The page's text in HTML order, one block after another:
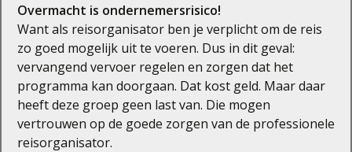
Overmacht is ondernemersrisico!
Want als reisorganisator ben je verplicht om de reis
zo goed mogelijk uit te voeren. Dus in dit geval:
vervangend vervoer regelen en zorgen dat het
programma kan doorgaan. Dat kost geld. Maar daar
heeft deze groep geen last van. Die mogen
vertrouwen op de goede zorgen van de professionele
reisorganisator.